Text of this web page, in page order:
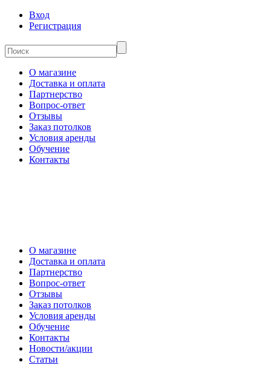
Вход
Регистрация
О магазине
Доставка и оплата
Партнерство
Вопрос-ответ
Отзывы
Заказ потолков
Условия аренды
Обучение
Контакты
О магазине
Доставка и оплата
Партнерство
Вопрос-ответ
Отзывы
Заказ потолков
Условия аренды
Обучение
Контакты
Новости/акции
Статьи